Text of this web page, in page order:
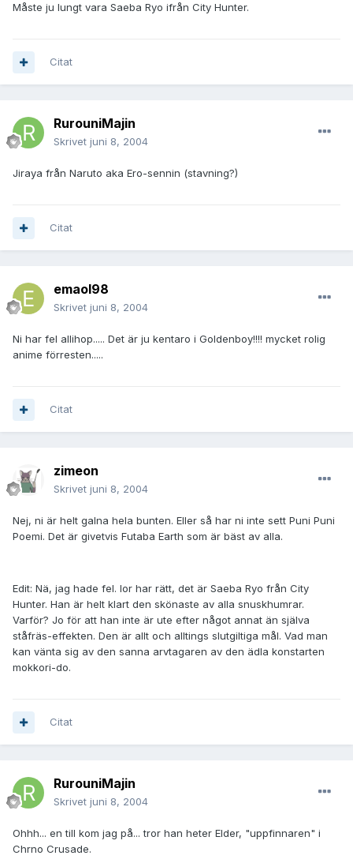
Måste ju lungt vara Saeba Ryo ifrån City Hunter.
Citat
RurouniMajin
Skrivet juni 8, 2004
Jiraya från Naruto aka Ero-sennin (stavning?)
Citat
emaol98
Skrivet juni 8, 2004
Ni har fel allihop..... Det är ju kentaro i Goldenboy!!!! mycket rolig
anime förresten.....
Citat
zimeon
Skrivet juni 8, 2004
Nej, ni är helt galna hela bunten. Eller så har ni inte sett Puni Puni
Poemi. Det är givetvis Futaba Earth som är bäst av alla.
Edit: Nä, jag hade fel. Ior har rätt, det är Saeba Ryo från City
Hunter. Han är helt klart den skönaste av alla snuskhumrar.
Varför? Jo för att han inte är ute efter något annat än själva
ståfräs-effekten. Den är allt och alltings slutgiltiga mål. Vad man
kan vänta sig av den sanna arvtagaren av den ädla konstarten
mokkori-do.
Citat
RurouniMajin
Skrivet juni 8, 2004
Ohhh... en till kom jag på... tror han heter Elder, "uppfinnaren" i
Chrno Crusade.